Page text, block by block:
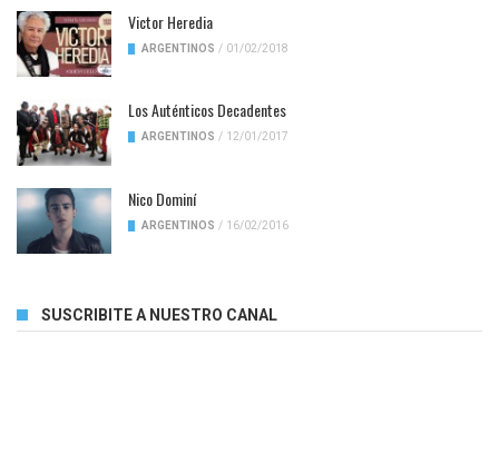
Victor Heredia
ARGENTINOS / 01/02/2018
Los Auténticos Decadentes
ARGENTINOS / 12/01/2017
Nico Dominí
ARGENTINOS / 16/02/2016
SUSCRIBITE A NUESTRO CANAL